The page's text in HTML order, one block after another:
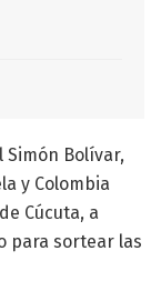
Bolívar,
y Colombia
Cúcuta, a
para sortear las